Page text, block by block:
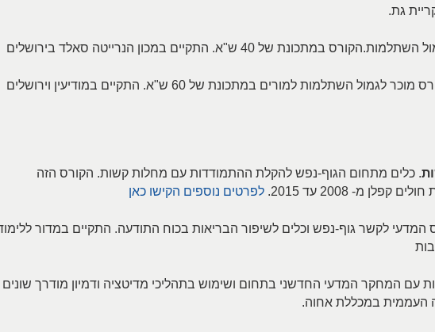
גת.
במתכונת של 40 ש"א. התקיים במכון הנרייטה סאלד בירושלים
. קורס מוכר לגמול השתלמות למורים במתכונת של 60 ש"א. התקיים במודיעין וירושלים
. כלים מתחום הגוף-נפש להקלת ההתמודדות עם מחלות קשות. הקורס הזה
מ- 2008 עד 2015.
לפרטים נוספים הקישו כאן
המדעי לקשר גוף-נפש וכלים לשיפור הבריאות בכוח התודעה. התקיים במדור
עם המחקר המדעי החדשני בתחום ושימוש בתהליכי מדיטציה ודמיון מודרך שונים
העממית במכללת אחוה.